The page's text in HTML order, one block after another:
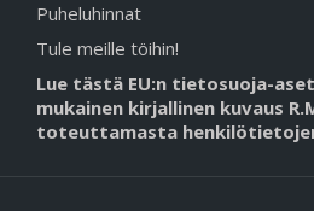
Puheluhinnat
Tule meille töihin!
Lue tästä EU:n tietosuoja-
mukainen kirjallinen kuvaus
toteuttamasta